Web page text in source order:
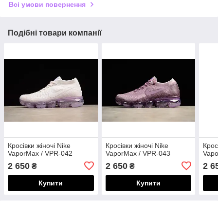
Всі умови повернення
Подібні товари компанії
Кросівки жіночі Nike
VaporMax / VPR-042
2 650 ₴
Купити
Кросівки жіночі Nike
VaporMax / VPR-043
2 650₴
Купити
2